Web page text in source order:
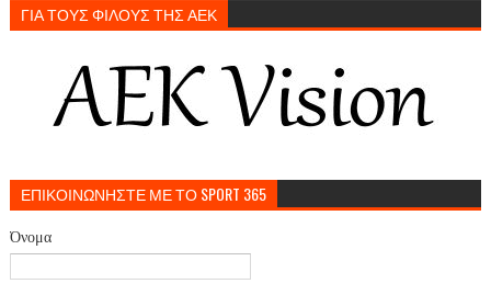
ΓΙΑ ΤΟΥΣ ΦΙΛΟΥΣ ΤΗΣ ΑΕΚ
ΕΠΙΚΟΙΝΩΝΗΣΤΕ ΜΕ ΤΟ SPORT 365
Όνομα